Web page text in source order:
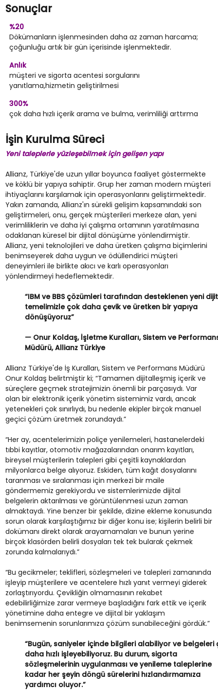
Sonuçlar
%20
Dökümanların işlenmesinden daha az zaman harcama;
çoğunluğu artık bir gün içerisinde işlenmektedir.
Anlık
müşteri ve sigorta acentesi sorgularını
yanıtlama,hizmetin geliştirilmesi
300%
çok daha hızlı içerik arama ve bulma, verimliliği arttırma
İşin Kurulma Süreci
Yeni taleplerle yüzleşebilmek için gelişen yapı
Allianz, Türkiye'de uzun yıllar boyunca faaliyet göstermekte
ve köklü bir yapıya sahiptir. Grup her zaman modern müşteri
ihtiyaçlarını karşılamak için operasyonlarını geliştirmektedir.
Yakın zamanda, Allianz'ın sürekli gelişim kapsamındaki son
geliştirmeleri, onu, gerçek müşterileri merkeze alan, yeni
verimliliklerin ve daha iyi çalışma ortamının yaratılmasına
odaklanan küresel bir dijital dönüşüme yönlendirmiştir.
Allianz, yeni teknolojileri ve daha üretken çalışma biçimlerini
benimseyerek daha uygun ve ödüllendirici müşteri
deneyimleri ile birlikte akıcı ve karlı operasyonları
yönlendirmeyi hedeflemektedir.
“IBM ve BBS çözümleri tarafından desteklenen yeni
temelimizle çok daha çevik ve üretken bir yapıya
dönüşüyoruz”
— Onur Koldaş, İşletme Kuralları, Sistem ve
Müdürü, Allianz Türkiye
Allianz Türkiye'de İş Kuralları, Sistem ve Performans Müdürü
Onur Koldaş belirtmiştir ki; “Tamamen dijitalleşmiş içerik ve
süreçlere geçmek stratejimizin önemli bir parçasıydı. Var
olan bir elektronik içerik yönetim sistemimiz vardı, ancak
yetenekleri çok sınırlıydı, bu nedenle ekipler birçok manuel
geçici çözüm üretmek zorundaydı.”
“Her ay, acentelerimizin poliçe yenilemeleri, hastanelerdeki
tıbbi kayıtlar, otomotiv mağazalarından onarım kayıtları,
bireysel müşterilerin talepleri gibi çeşitli kaynaklardan
milyonlarca belge alıyoruz. Eskiden, tüm kağıt dosyalarını
taranması ve sıralanması için merkezi bir maile
göndermemiz gerekiyordu ve sistemlerimizde dijital
belgelerin aktarılması ve görüntülenmesi uzun zaman
almaktaydı. Yine benzer bir şekilde, dizine ekleme konusunda
sorun olarak karşılaştığımız bir diğer konu ise; kişilerin belirli bir
dokümanı direkt olarak arayamamaları ve bunun yerine
birçok klasörden belirli dosyaları tek tek bularak çekmek
zorunda kalmalarıydı.”
“Bu gecikmeler; teklifleri, sözleşmeleri ve talepleri zamanında
işleyip müşterilere ve acentelere hızlı yanıt vermeyi giderek
zorlaştırıyordu. Çevikliğin olmamasının rekabet
edebilirliğimize zarar vermeye başladığını fark ettik ve içerik
yönetimine daha entegre ve dijital bir yaklaşım
benimsemenin sorunlarımıza çözüm sunabileceğini gördük.”
“Bugün, saniyeler içinde bilgileri alabiliyor ve belgeleri
daha hızlı işleyebiliyoruz. Bu durum, sigorta
sözleşmelerinin uygulanması ve yenileme taleplerine
kadar her şeyin döngü sürelerini hızlandırmamıza
yardımcı oluyor.”